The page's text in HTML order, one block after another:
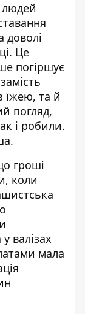
людей
доволі
Це
погіршує
їжею, та й
погляд,
і робили.
гроші
коли
валізах
мала